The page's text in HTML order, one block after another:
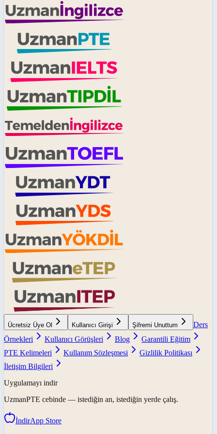
Ücretsiz Üye Ol Kullanıcı Girişi Şifremi Unuttum
Ders
Örnekleri
Kullanıcı Görüşleri Blog
Garantili Eğitim
PTE Kelimeleri
Kullanım Sözleşmesi
Gizlilik Politikası
İletişim Bilgileri
Uygulamayı indir
UzmanPTE cebinde — istediğin an, istediğin yerde çalış.
İndirApp Store